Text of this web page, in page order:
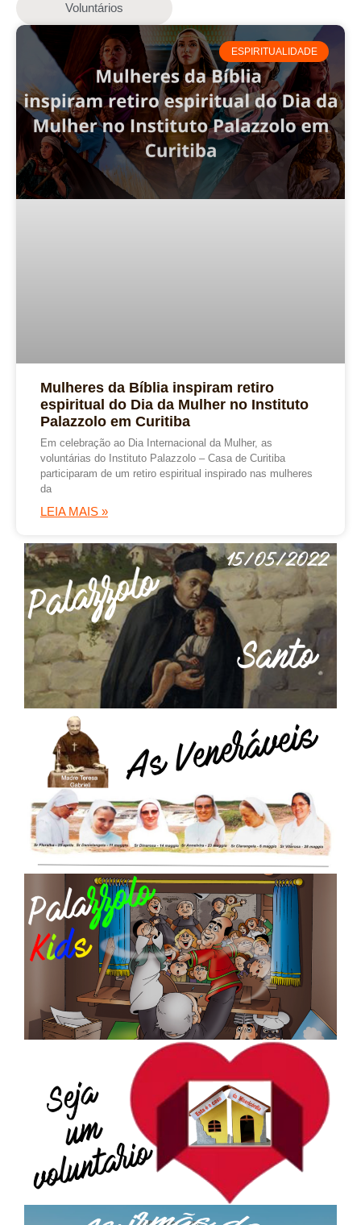
Voluntários
ESPIRITUALIDADE
Mulheres da Bíblia inspiram retiro
espiritual do Dia da Mulher no Instituto
Palazzolo em Curitiba
Em celebração ao Dia Internacional da Mulher, as
voluntárias do Instituto Palazzolo – Casa de Curitiba
participaram de um retiro espiritual inspirado nas mulheres
da
LEIA MAIS »